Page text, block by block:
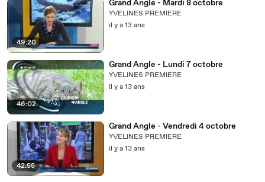
49:20
Grand Angle - Mardi 8 octobre
YVELINES PREMIERE
il y a 13 ans
46:02
Grand Angle - Lundi 7 octobre
YVELINES PREMIERE
il y a 13 ans
42:55
Grand Angle - Vendredi 4 octobre
YVELINES PREMIERE
il y a 13 ans